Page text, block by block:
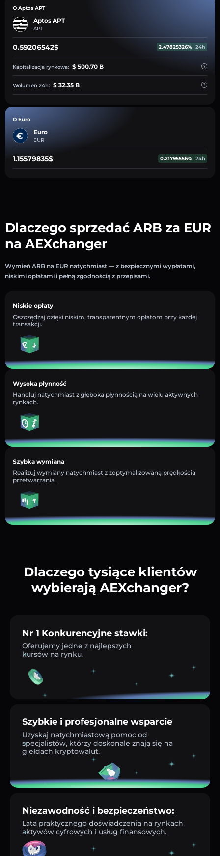
O Aptos APT
Aptos APT
APT
0.59206542$ 2.47825326% 24h
Kapitalizacja rynkowa: $ 500.70 B
Wolumen 24h: $ 32.35 B
O Euro
Euro
EUR
1.15579835$ 0.21795556% 24h
Dlaczego sprzedać ARB za EUR
na AEXchanger
Wymień ARB na EUR natychmiast — z bezpiecznymi wypłatami,
niskimi opłatami i pełną zgodnością z przepisami.
Niskie opłaty
Oszczędzaj dzięki niskim, transparentnym opłatom przy każdej
transakcji.
Wysoka płynność
Handluj natychmiast z głęboką płynnością na wielu aktywnych
rynkach.
Szybka wymiana
Realizuj wymiany natychmiast z zoptymalizowaną prędkością
przetwarzania.
Dlaczego tysiące klientów
wybierają AEXchanger?
Nr 1 Konkurencyjne stawki:
Oferujemy jedne z najlepszych
kursów na rynku.
Szybkie i profesjonalne wsparcie
Uzyskaj natychmiastową pomoc od
specjalistów, którzy doskonale znają się na
giełdach kryptowalut.
Niezawodność i bezpieczeństwo:
Lata praktycznego doświadczenia na rynkach
aktywów cyfrowych i usług finansowych.